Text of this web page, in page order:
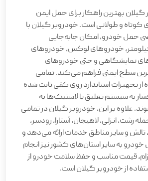
گیلان بهترین راهکار برای حمل ایمن
و طولانی است. خودروبر گیلان با
حمل خودرو، امکان جابه‌جایی
خودروهای لوکس، خودروهای
نمایشگاهی و حتی خودروهای
سطح ایمنی فراهم می‌کند. تمامی
از تجهیزات استاندارد روی کفی ثابت شده
به سیستم تعلیق یا لاستیک‌ها به
علاوه بر این، خودروبر گیلان در تمامی
رشت، انزلی، لاهیجان، آستارا، رودسر،
و سایر مناطق خدمات ارائه می‌دهد و
خودرو به سایر استان‌های کشور نیز انجام
قیمت مناسب و حفظ سلامت خودرو از
از خودروبر گیلان است.